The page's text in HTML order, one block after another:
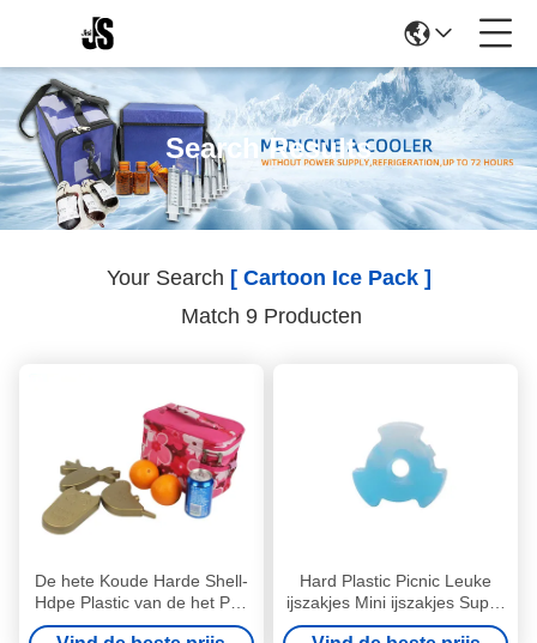
Search Results
Your Search [ Cartoon Ice Pack ]
Match 9 Producten
De hete Koude Harde Shell-
Hdpe Plastic van de het Pak
Leuke Diepvriezer van het
Hard Plastic Picnic Leuke
ijszakjes Mini ijszakjes Super
Absorberend Polymer